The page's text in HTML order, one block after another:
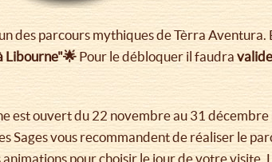
des parcours mythiques de Tèrra Aventura.
Libourne"🌟 Pour le débloquer il faudra
est ouvert du 22 novembre au 31
Sages vous recommandent de réaliser le
pour choisir le jour de votre visite.